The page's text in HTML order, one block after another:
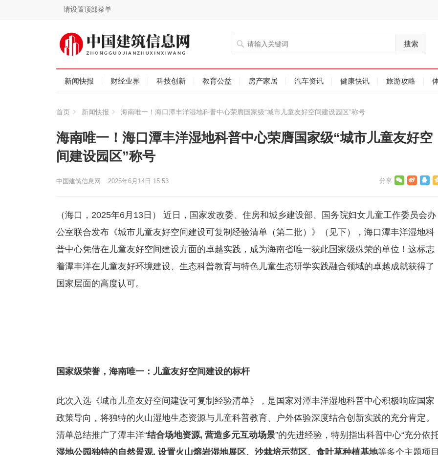
请设置顶部菜单
搜索
新闻快报 财经业界 科技创新 教育公益 房产家居 汽车资讯 健康快讯 旅游攻略
首页 新闻快报 海南唯一！海口潭丰洋湿地科普中心荣膺国家级“城市儿童友好空间建设园区”称号
海南唯一！海口潭丰洋湿地科普中心荣膺国家级“城市儿童友好空
间建设园区”称号
中国建筑信息网 2025年6月14日 15:53
（海口，2025年6月13日） 近日，国家发改委、住房和城乡建设部、国务院妇女儿童工作委员会办
公室联合发布《城市儿童友好空间建设可复制经验清单（第二批）》（见下），海口潭丰洋湿地科
普中心凭借在儿童友好空间建设方面的卓越实践，成为海南省唯一获此国家级殊荣的单位！这标志
着潭丰洋在儿童友好环境建设、生态科普教育与特色儿童生态研学实践融合领域的卓越成就获得了
国家层面的高度认可。
国家级荣誉，海南唯一：儿童友好空间建设的标杆
此次入选《城市儿童友好空间建设可复制经验清单》，是国家对潭丰洋湿地科普中心积极响应国家
政策导向，将独特的火山湿地生态资源与儿童科普教育、户外体验深度结合创新实践的充分肯定。
清单总结推广了潭丰洋“结合场地资源, 营造多元互动场景”的先进经验，特别指出科普中心“充分依
湿地公园独特的自然景观, 设置火山熔岩湿地展区、沙栽培示范区、食叶草种植基地等多个主题项